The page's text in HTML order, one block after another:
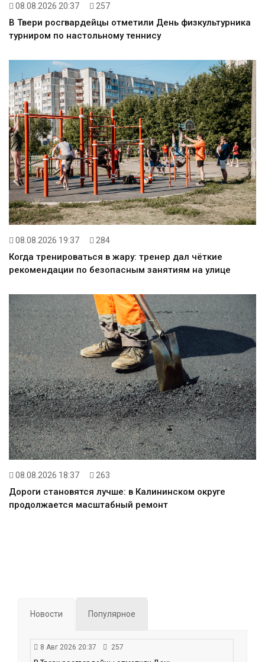
08.08.2026 20:37 257
В Твери росгвардейцы отметили День физкультурника
турниром по настольному теннису
08.08.2026 19:37 284
Когда тренироваться в жару: тренер дал чёткие
рекомендации по безопасным занятиям на улице
08.08.2026 18:37 263
Дороги становятся лучше: в Калининском округе
продолжается масштабный ремонт
Новости Популярное
8 Авг 2026 20:37 257